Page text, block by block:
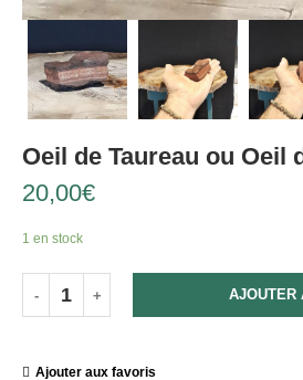
Oeil de Taureau ou Oeil
20,00€
1 en stock
AJOUTER
Ajouter aux favoris